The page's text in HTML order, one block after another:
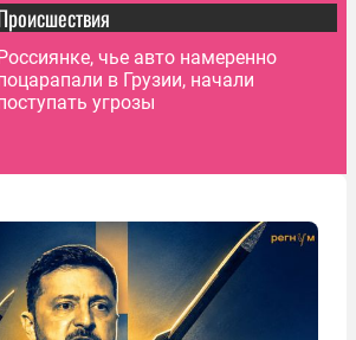
чье авто намеренно
в Грузии, начали
угрозы